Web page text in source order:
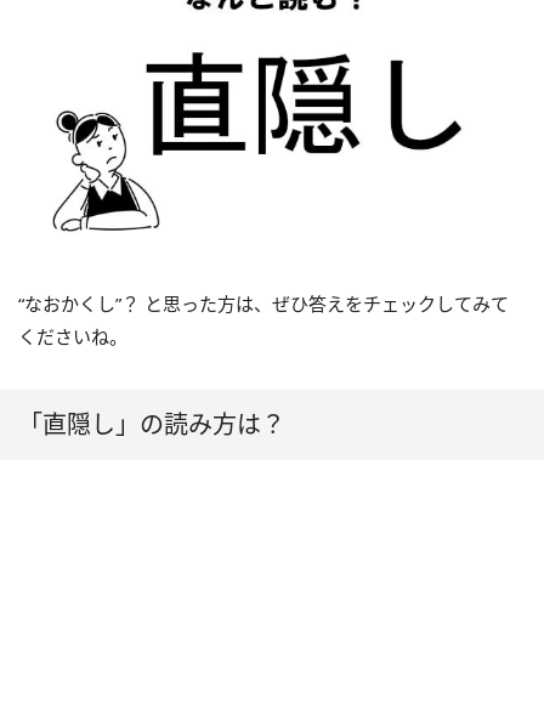
“なおかくし”？ と思った方は、ぜひ答えをチェックしてみて
くださいね。
「直隠し」の読み方は？